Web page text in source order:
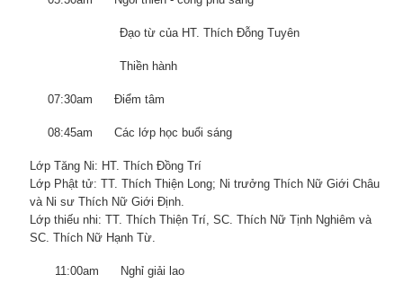
Đạo từ của HT. Thích Đỗng Tuyên
Thiền hành
07:30am Điểm tâm
08:45am Các lớp học buổi sáng
Lớp Tăng Ni: HT. Thích Đồng Trí
Lớp Phật tử: TT. Thích Thiện Long; Ni trưởng Thích Nữ Giới Châu
và Ni sư Thích Nữ Giới Định.
Lớp thiếu nhi: TT. Thích Thiện Trí, SC. Thích Nữ Tịnh Nghiêm và
SC. Thích Nữ Hạnh Từ.
11:00am Nghỉ giải lao